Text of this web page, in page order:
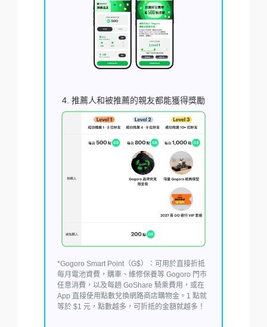
4. 推薦人和被推薦的親友都能獲得獎勵
*Gogoro Smart Point（G$）：可用於直接折抵
每月電池資費，購車、維修保養等 Gogoro 門市
任意消費，以及每趟 GoShare 騎乘費用，或在
App 直接使用點數兌換網路商店購物金。1 點就
等於 $1 元，點數越多，可折抵的金額就越多！